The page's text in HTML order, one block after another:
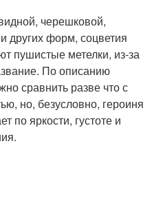
черешковой,
других форм, соцветия
пушистые метелки, из-за
По описанию
сравнить разве что с
но, безусловно, героиня
по яркости, густоте и